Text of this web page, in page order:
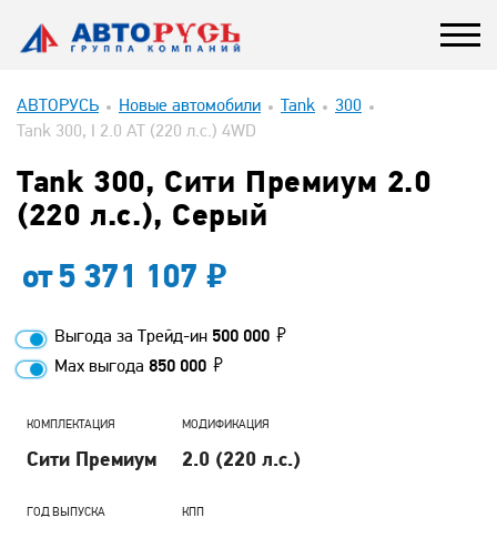
АВТОРУСЬ Новые автомобили Tank
300
Tank 300, I 2.0 AT (220 л.с.) 4WD
Tank 300, Сити Премиум 2.0
(220 л.с.), Серый
от 5 371 107
Выгода за Трейд-ин 500 000
Max выгода 850 000
КОМПЛЕКТАЦИЯ
Сити Премиум
МОДИФИКАЦИЯ
2.0 (220 л.с.)
ГОД ВЫПУСКА КПП